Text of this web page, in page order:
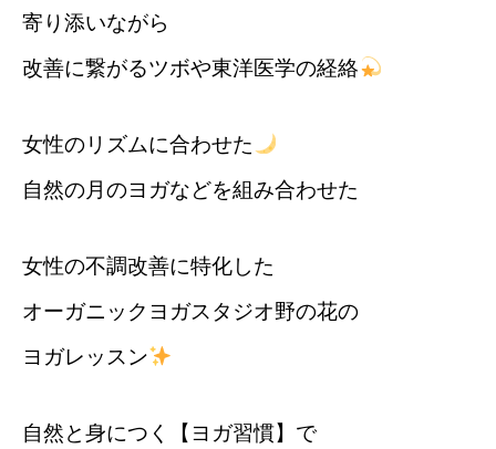
寄り添いながら
改善に繋がるツボや東洋医学の経絡
女性のリズムに合わせた
自然の月のヨガなどを組み合わせた
女性の不調改善に特化した
オーガニックヨガスタジオ野の花の
ヨガレッスン
自然と身につく【ヨガ習慣】で